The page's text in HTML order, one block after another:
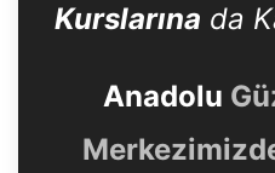
Kurslarına da
Anadolu